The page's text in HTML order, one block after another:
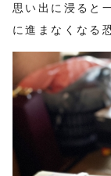
思い出に浸ると
に進まなくなる